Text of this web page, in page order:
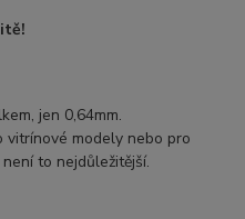
jen 0,64mm.
vitrínové modely nebo pro
to nejdůležitější.